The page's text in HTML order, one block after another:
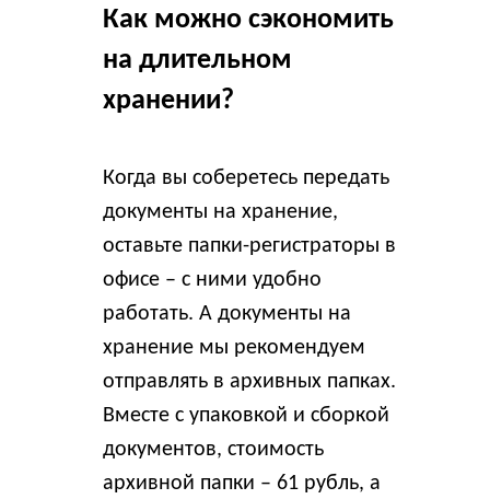
Как можно сэкономить
на длительном
хранении?
Когда вы соберетесь передать
документы на хранение,
оставьте папки-регистраторы в
офисе – с ними удобно
работать. А документы на
хранение мы рекомендуем
отправлять в архивных папках.
Вместе с упаковкой и сборкой
документов, стоимость
архивной папки – 61 рубль, а